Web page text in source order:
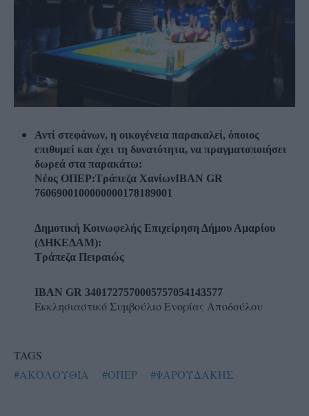
Αντί στεφάνων, η οικογένεια παρακαλεί, όποιος
επιθυμεί και έχει τη δυνατότητα, να πραγματοποιήσει
δωρεά στα παρακάτω:
Νέος ΟΠΕΡ:Τράπεζα ΧανίωνIBAN GR
7606900100000000178189001
Δημοτική Κοινωφελής Επιχείρηση Δήμου Αμαρίου
(ΔΗΚΕΔΑΜ):
Τράπεζα Πειραιώς
IBAN GR 3401727570005757054143577
Εκκλησιαστικό Συμβούλιο Ενορίας Αποδούλου
TAGS
#ΑΚΟΛΟΥΘΙΑ
#ΟΠΕΡ #ΨΑΡΟΥΔΑΚΗΣ